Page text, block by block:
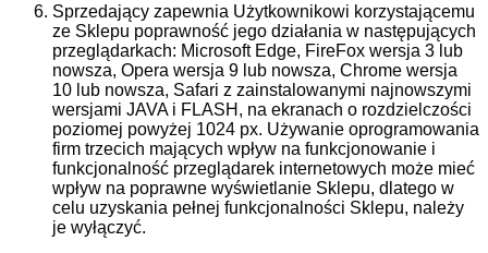
Sprzedający zapewnia Użytkownikowi korzystającemu
ze Sklepu poprawność jego działania w następujących
przeglądarkach: Microsoft Edge, FireFox wersja 3 lub
nowsza, Opera wersja 9 lub nowsza, Chrome wersja
10 lub nowsza, Safari z zainstalowanymi najnowszymi
wersjami JAVA i FLASH, na ekranach o rozdzielczości
poziomej powyżej 1024 px. Używanie oprogramowania
firm trzecich mających wpływ na funkcjonowanie i
funkcjonalność przeglądarek internetowych może mieć
wpływ na poprawne wyświetlanie Sklepu, dlatego w
celu uzyskania pełnej funkcjonalności Sklepu, należy
je wyłączyć.